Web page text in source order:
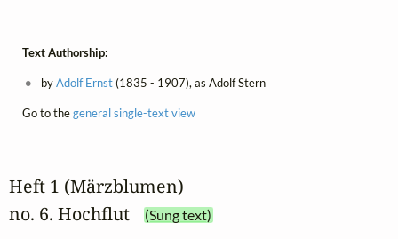
Text Authorship:
byAdolf Ernst(1835 - 1907), as Adolf Stern
Go to thegeneral single-text view
Heft 1 (Märzblumen)
no. 6. Hochflut
(Sung text)